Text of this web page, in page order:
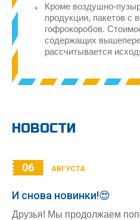
Кроме воздушно-
продукции, пакетов с
гофрокоробов.
содержащих
рассчитывается
НОВОСТИ
06 АВГУСТА
И снова новинки!😍
Друзья! Мы продолжаем